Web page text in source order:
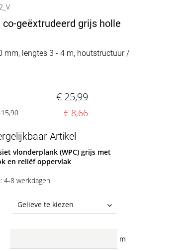
co-geëxtrudeerd grijs holle
mm, lengtes 3 - 4 m, houtstructuur /
€ 25,99
€ 8,66
Artikel
vlonderplank (WPC) grijs met
en reliëf oppervlak
4-8 werkdagen
m